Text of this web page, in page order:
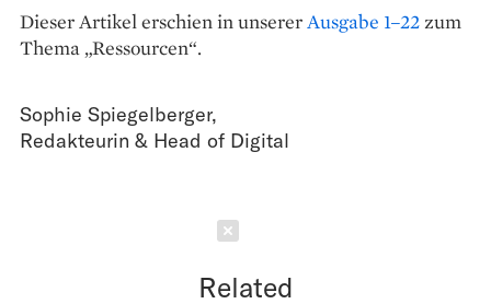
Dieser Artikel erschien in unsererAusgabe 1–22zum
Thema „Ressourcen“.
Sophie Spiegelberger,
Redakteurin & Head of Digital
Related